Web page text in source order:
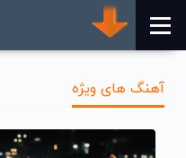
آهنگ های ویژه